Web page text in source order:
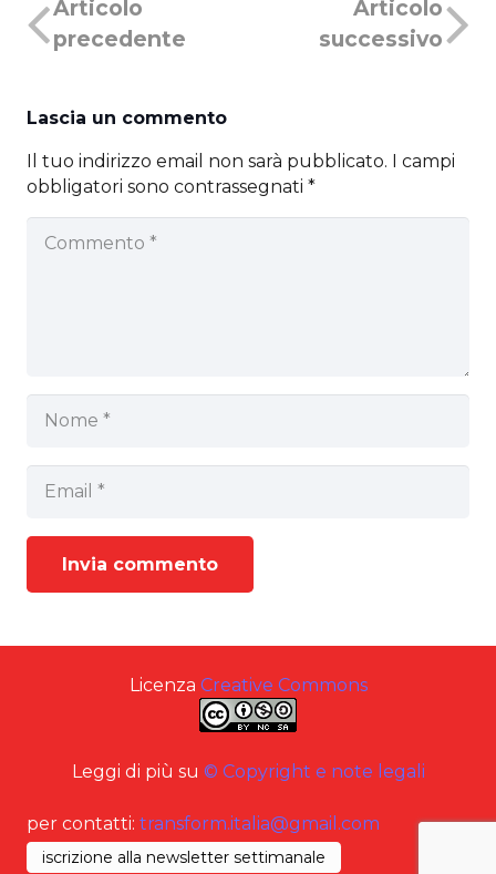
Articolo
precedente
Articolo
successivo
Lascia un commento
Il tuo indirizzo email non sarà pubblicato. I campi
obbligatori sono contrassegnati *
Invia commento
Licenza Creative Commons
Leggi di più su © Copyright e note legali
per contatti: transform.italia@gmail.com
iscrizione alla newsletter settimanale